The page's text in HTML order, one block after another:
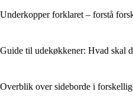
Underkopper forklaret – forstå
Guide til udekøkkener: Hvad skal
Overblik over sideborde i